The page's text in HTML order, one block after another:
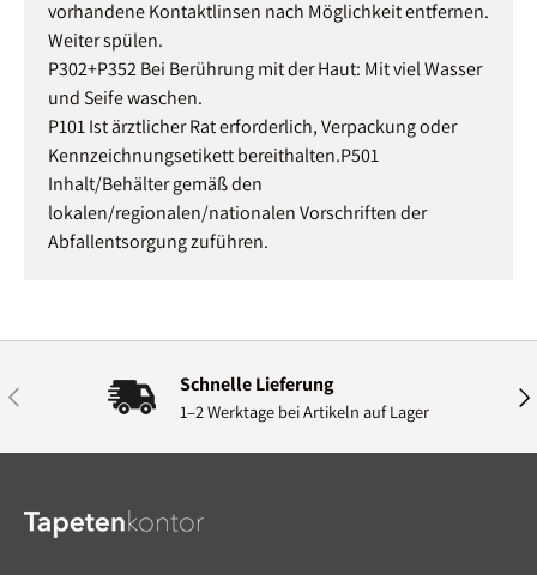
vorhandene Kontaktlinsen nach Möglichkeit entfernen.
Weiter spülen.
P302+P352 Bei Berührung mit der Haut: Mit viel Wasser
und Seife waschen.
P101 Ist ärztlicher Rat erforderlich, Verpackung oder
Kennzeichnungsetikett bereithalten.P501
Inhalt/Behälter gemäß den
lokalen/regionalen/nationalen Vorschriften der
Abfallentsorgung zuführen.
Vorherige Schnelle Lieferung
1–2 Werktage bei Artikeln auf Lager